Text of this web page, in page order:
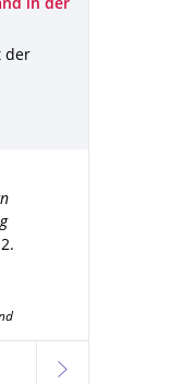
in der
der
.
weiter